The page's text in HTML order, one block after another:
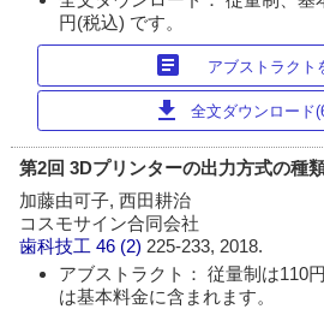
円(税込) です。
article アブストラクト
download 全文ダウンロード
第2回 3Dプリンターの出力方式の種
加藤由可子, 西田耕治
コスモサイン合同会社
歯科技工 46 (2) 225-233, 2018.
アブストラクト： 従量制は110
は基本料金に含まれます。